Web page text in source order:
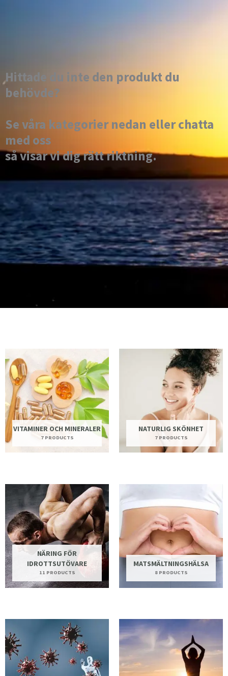
Hittade du inte den produkt du
behövde?
Se våra kategorier nedan eller chatta
med oss
så visar vi dig rätt riktning.
VITAMINER OCH MINERALER
7 PRODUCTS
NATURLIG SKÖNHET
7 PRODUCTS
NÄRING FÖR
IDROTTSUTÖVARE
11 PRODUCTS
MATSMÄLTNINGSHÄLSA
8 PRODUCTS